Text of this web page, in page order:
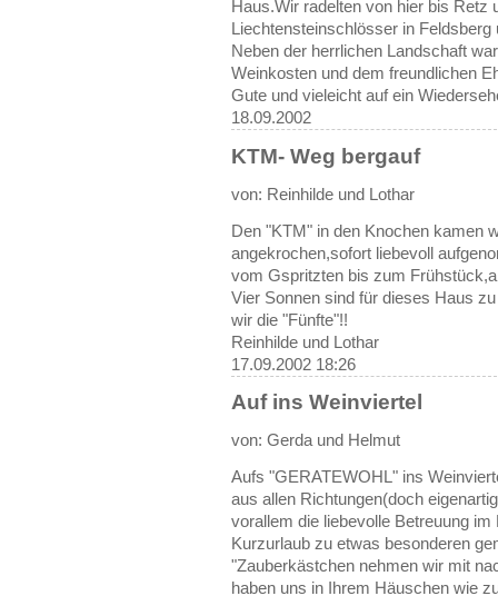
Haus.Wir radelten von hier bis Retz
Liechtensteinschlösser in Feldsberg
Neben der herrlichen Landschaft
Weinkosten und dem freundlichen
Gute und vieleicht auf ein
18.09.2002
KTM- Weg bergauf
von: Reinhilde und Lothar
Den "KTM" in den Knochen kamen
angekrochen,sofort liebevoll
vom Gspritzten bis zum
Vier Sonnen sind für dieses Haus
wir die "Fünfte"!!
Reinhilde und Lothar
17.09.2002 18:26
Auf ins Weinviertel
von: Gerda und Helmut
Aufs "GERATEWOHL" ins
aus allen Richtungen(doch
vorallem die liebevolle Betreuung
Kurzurlaub zu etwas besonderen
"Zauberkästchen nehmen wir mit
haben uns in Ihrem Häuschen wie